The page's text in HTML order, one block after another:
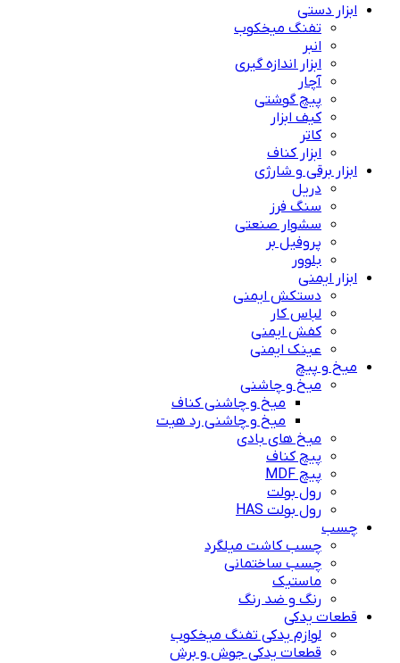
ابزار دستی
تفنگ میخکوب
انبر
ابزار اندازه گیری
آچار
پیچ گوشتی
کیف ابزار
کاتر
ابزار کناف
ابزار برقی و شارژی
دریل
سنگ فرز
سشوار صنعتی
پروفیل بر
بلوور
ابزار ایمنی
دستکش ایمنی
لباس کار
کفش ایمنی
عینک ایمنی
میخ و پیچ
میخ و چاشنی
میخ و چاشنی کناف
میخ و چاشنی رد هیت
میخ های بادی
پیچ کناف
پیچ MDF
رول بولت
رول بولت HAS
چسب
چسب کاشت میلگرد
چسب ساختمانی
ماستیک
رنگ و ضد رنگ
قطعات یدکی
لوازم یدکی تفنگ میخکوب
قطعات یدکی جوش و برش